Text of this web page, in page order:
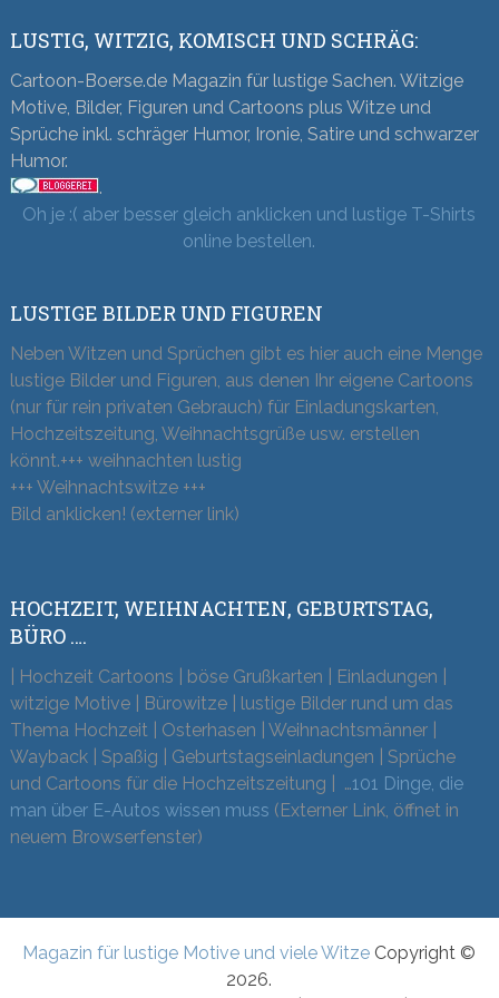
LUSTIG, WITZIG, KOMISCH UND SCHRÄG:
Cartoon-Boerse.de Magazin für lustige Sachen. Witzige
Motive, Bilder, Figuren und Cartoons plus Witze und
Sprüche inkl. schräger Humor, Ironie, Satire und schwarzer
Humor.
.
Oh je :( aber besser gleich anklicken und lustige T-Shirts
online bestellen.
LUSTIGE BILDER UND FIGUREN
Neben Witzen und Sprüchen gibt es hier auch eine Menge
lustige Bilder und Figuren, aus denen Ihr eigene Cartoons
(nur für rein privaten Gebrauch) für Einladungskarten,
Hochzeitszeitung, Weihnachtsgrüße usw. erstellen
könnt.+++ weihnachten lustig
+++ Weihnachtswitze +++
Bild anklicken! (externer link)
HOCHZEIT, WEIHNACHTEN, GEBURTSTAG,
BÜRO ….
| Hochzeit Cartoons | böse Grußkarten | Einladungen |
witzige Motive | Bürowitze | lustige Bilder rund um das
Thema Hochzeit | Osterhasen | Weihnachtsmänner |
Wayback | Spaßig | Geburtstagseinladungen | Sprüche
und Cartoons für die Hochzeitszeitung | …101 Dinge, die
man über E-Autos wissen muss (Externer Link, öffnet in
neuem Browserfenster)
Magazin für lustige Motive und viele Witze Copyright ©
2026.